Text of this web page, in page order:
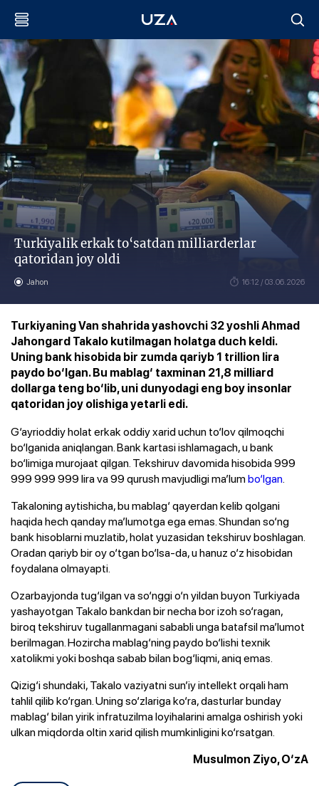
Turkiyalik erkak to‘satdan milliarderlar
qatoridan joy oldi
Jahon 16:12 / 03.06.2026
Turkiyaning Van shahrida yashovchi 32 yoshli Ahmad
Jahongard Takalo kutilmagan holatga duch keldi.
Uning bank hisobida bir zumda qariyb 1 trillion lira
paydo bo‘lgan. Bu mablag‘ taxminan 21,8 milliard
dollarga teng bo‘lib, uni dunyodagi eng boy insonlar
qatoridan joy olishiga yetarli edi.
G‘ayrioddiy holat erkak oddiy xarid uchun to‘lov qilmoqchi
bo‘lganida aniqlangan. Bank kartasi ishlamagach, u bank
bo‘limiga murojaat qilgan. Tekshiruv davomida hisobida 999
999 999 999 lira va 99 qurush mavjudligi ma’lumbo‘lgan.
Takaloning aytishicha, bu mablag‘ qayerdan kelib qolgani
haqida hech qanday ma’lumotga ega emas. Shundan so‘ng
bank hisoblarni muzlatib, holat yuzasidan tekshiruv boshlagan.
Oradan qariyb bir oy o‘tgan bo‘lsa-da, u hanuz o‘z hisobidan
foydalana olmayapti.
Ozarbayjonda tug‘ilgan va so‘nggi o‘n yildan buyon Turkiyada
yashayotgan Takalo bankdan bir necha bor izoh so‘ragan,
biroq tekshiruv tugallanmagani sababli unga batafsil ma’lumot
berilmagan. Hozircha mablag‘ning paydo bo‘lishi texnik
xatolikmi yoki boshqa sabab bilan bog‘liqmi, aniq emas.
Qizig‘i shundaki, Takalo vaziyatni sun’iy intellekt orqali ham
tahlil qilib ko‘rgan. Uning so‘zlariga ko‘ra, dasturlar bunday
mablag‘ bilan yirik infratuzilma loyihalarini amalga oshirish yoki
ulkan miqdorda oltin xarid qilish mumkinligini ko‘rsatgan.
Musulmon Ziyo, O‘zA